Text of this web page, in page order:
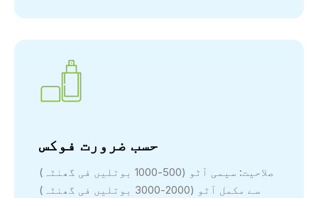
حسب ضرورت فوکس
صلاحیت: سیمی آٹو (500-1000 بوتلیں فی گھنٹہ)
سے مکمل آٹو (2000-3000 بوتلیں فی گھنٹہ)